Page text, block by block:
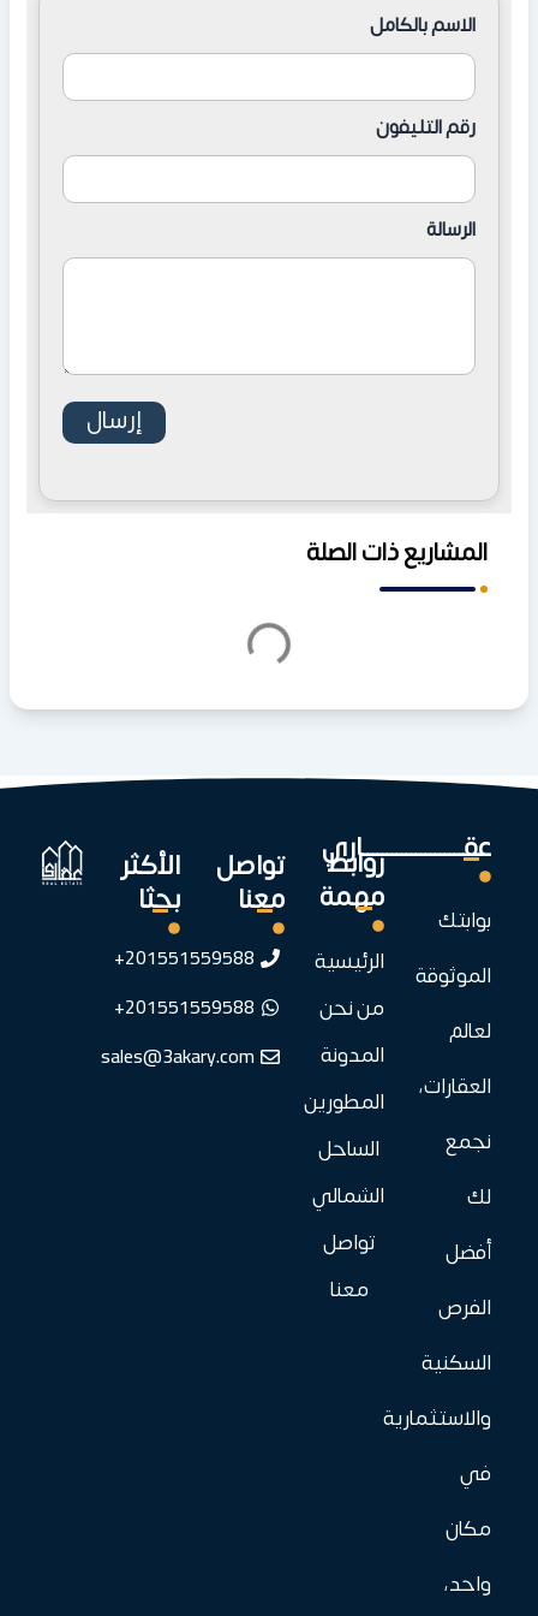
الاسم بالكامل
رقم التليفون
الرسالة
المشاريع ذات الصلة
عقـــــــــــــــــــــاري
بوابتك
الموثوقة
لعالم
العقارات،
نجمع
لك
أفضل
الفرص
السكنية
والاستثمارية
في
مكان
واحد،
روابط
مهمة
الرئيسية
من نحن
المدونة
المطورين
الساحل
الشمالي
تواصل
معنا
تواصل
معنا
201551559588+
201551559588+
sales@3akary.com
الأكثر
بحثا